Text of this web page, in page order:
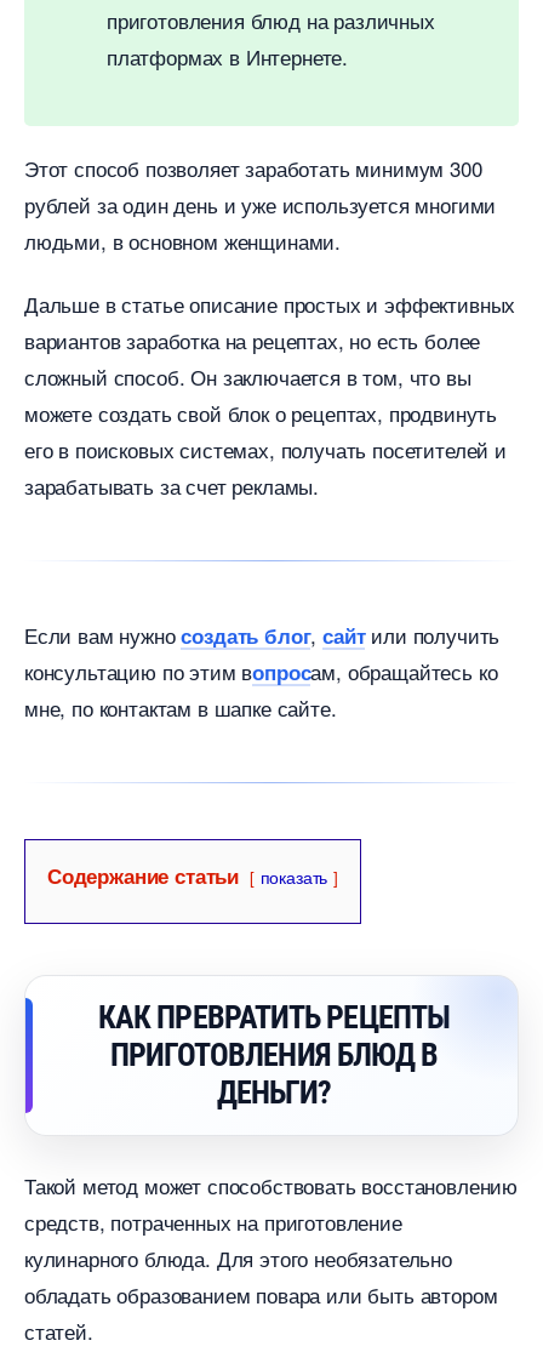
приготовления блюд на различных
платформах в Интернете.
Этот способ позволяет заработать минимум 300
рублей за один день и уже используется многими
людьми, в основном женщинами.
Дальше в статье описание простых и эффективных
ариантов заработка на рецептах, но есть более
сложный способ. Он заключается в том, что вы
можете создать свой блок о рецептах, продвинуть
его в поисковых системах, получать посетителей и
зарабатывать за счет рекламы.
Если вам нужносоздать бло,сайтили получить
консультацию по этимопросам, обращайтесь ко
мне, по контактам в шапке сайте.
Содержание статьи показать
КАК ПРЕВРАТИТЬ РЕЦЕПТЫ
ПРИГОТОВЛЕНИЯ БЛЮД
ДЕНЬГИ?
Такой метод может способствовать восстановлению
средств, потраченных на приготовление
кулинарного блюда. Для этого необязательно
обладать образованием повара или быть автором
статей.